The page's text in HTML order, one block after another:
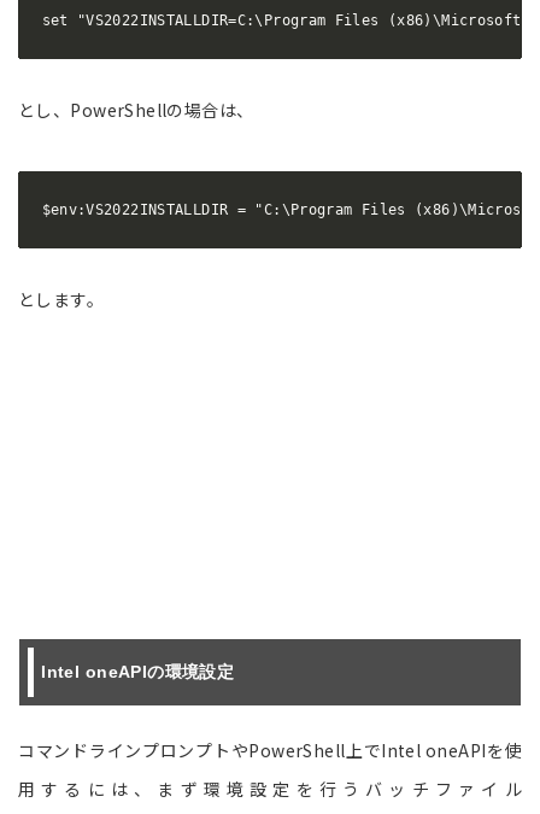
set "VS2022INSTALLDIR=C:\Program Files
とし、PowerShellの場合は、
$env:VS2022INSTALLDIR = "C:\Program Files
とします。
Intel oneAPIの環境設定
コマンドラインプロンプトやPowerShell上でIntel oneAPIを使
用するには、まず環境設定を行うバッチファイル